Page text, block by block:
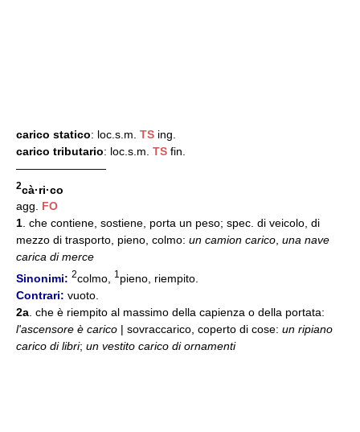
carico statico: loc.s.m. TS ing.
carico tributario: loc.s.m. TS fin.
————————
2cà·ri·co
agg. FO
1. che contiene, sostiene, porta un peso; spec. di veicolo, di
mezzo di trasporto, pieno, colmo: un camion carico, una nave
carica di merce
Sinonimi: 2colmo, 1 pieno, riempito.
Contrari: vuoto.
2a . che è riempito al massimo della capienza o della portata:
l'ascensore è carico | sovraccarico, coperto di cose: un ripiano
carico di libri; un vestito carico di ornamenti